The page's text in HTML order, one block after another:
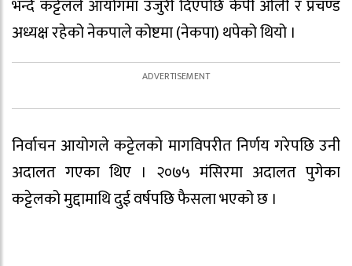
भन्दै कट्टेलले आयोगमा उजुरी दिएपछि केपी ओली र प्रचण्ड
अध्यक्ष रहेको नेकपाले कोष्टमा (नेकपा) थपेको थियो ।
निर्वाचन आयोगले कट्टेलको मागविपरीत निर्णय गरेपछि उनी
अदालत गएका थिए । २०७५ मंसिरमा अदालत पुगेका
कट्टेलको मुद्दामाथि दुई वर्षपछि फैसला भएको छ ।